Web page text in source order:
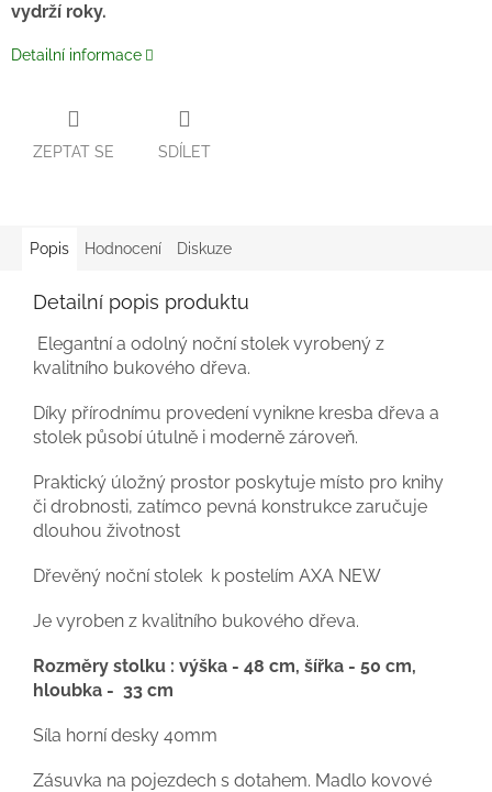
vydrží roky.
Detailní informace
ZEPTAT SE SDÍLET
Popis Hodnocení Diskuze
Detailní popis produktu
Elegantní a odolný noční stolek vyrobený z
kvalitního bukového dřeva.
Díky přírodnímu provedení vynikne kresba dřeva a
stolek působí útulně i moderně zároveň.
Praktický úložný prostor poskytuje místo pro knihy
či drobnosti, zatímco pevná konstrukce zaručuje
dlouhou životnost
Dřevěný noční stolek k postelím AXA NEW
Je vyroben z kvalitního bukového dřeva.
Rozměry stolku : výška - 48 cm, šířka - 50 cm,
hloubka - 33 cm
Síla horní desky 40mm
Zásuvka na pojezdech s dotahem. Madlo kovové